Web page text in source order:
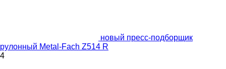
новый пресс-подборщик
рулонный Metal-Fach Z514 R
4